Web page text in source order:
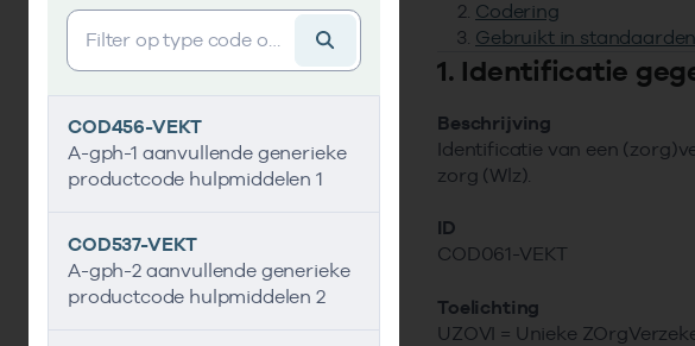
Vind gegevens&shy;element
COD456-VEKT
A-gph-1 aanvullende generieke
productcode hulpmiddelen 1
COD537-VEKT
A-gph-2 aanvullende generieke
productcode hulpmiddelen 2
Codering
Gebruikt in standaarden
1. Identificatie
Beschrijving
Identificatie van een
zorg (Wlz).
ID
COD061-VEKT
Toelichting
UZOVI = Unieke